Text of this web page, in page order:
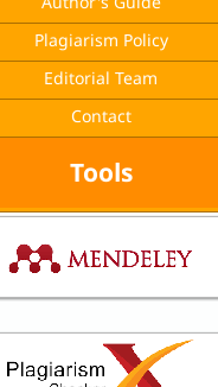
Plagiarism Policy
Editorial Team
Contact
Tools